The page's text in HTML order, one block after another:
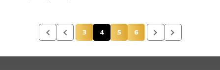
Página
3 Página actual
4 Página
5 Página
6